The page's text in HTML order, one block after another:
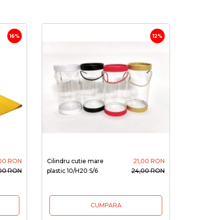
16%
RON
RON
12%
Cilindru cutie mare
plastic 10/H20 S/6
21,00 RON
24,00 RON
CUMPARA